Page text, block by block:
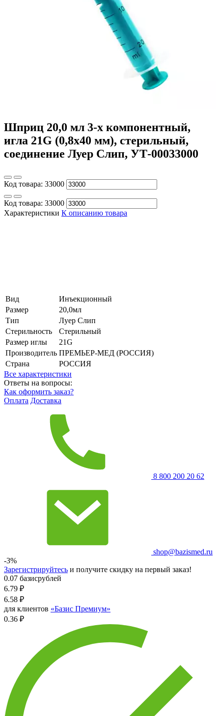
Шприц 20,0 мл 3-х компонентный,
игла 21G (0,8x40 мм), стерильный,
соединение Луер Слип, УТ-00033000
Код товара: 33000
Код товара: 33000
Характеристики К описанию товара
Вид
Инъекционный
Размер
20,0мл
Тип
Луер Слип
Стерильность
Стерильный
Размер иглы
21G
Производитель ПРЕМЬЕР-МЕД (РОССИЯ)
Страна
РОССИЯ
Все характеристики
Ответы на вопросы:
Как оформить заказ?
Оплата Доставка
8 800 200 20 62
shop@bazismed.ru
-3%
Зарегистрируйтесь и получите скидку на первый заказ!
0.07 базисрублей
6.79 ₽
6.58 ₽
для клиентов «Базис Премиум»
0.36 ₽